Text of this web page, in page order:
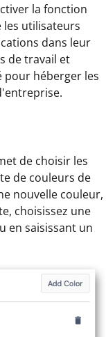
la fonction
les utilisateurs
dans leur
de travail et
pour héberger les
de choisir les
de couleurs de
nouvelle couleur,
choisissez une
en saisissant un